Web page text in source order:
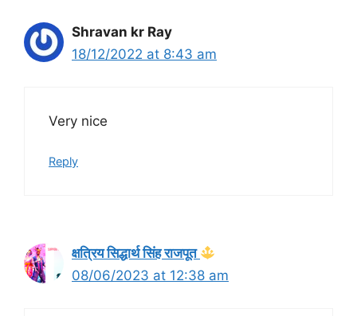
Shravan kr Ray
18/12/2022 at 8:43 am
Very nice
Reply
क्षत्रिय सिद्धार्थ सिंह राजपूत
08/06/2023 at 12:38 am